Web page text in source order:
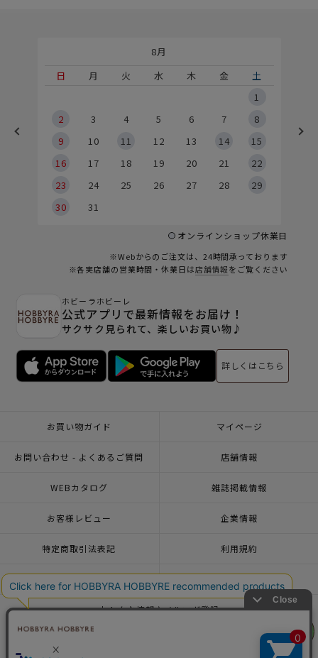
フェア
8月
日
月 火 水 木 金
土
1
2
3 4 5 6 7
8
9
10 11 12 13 14
15
16
17 18 19 20 21
22
23
24 25 26 27 28
29
30
31
オンラインショップ休業日
※Webからのご注文は、24時間承っております
※各実店舗の営業時間・休業日は店舗情報をご覧ください
ホビーラホビーレ
公式アプリで最新情報をお届け！
サクサク見られて、楽しいお買い物♪
詳しくはこちら
お買い物ガイド マイページ
お問い合わせ - よくあるご質問 店舗情報
WEBカタログ 雑誌掲載情報
お客様レビュー 企業情報
特定商取引法表記 利用規約
一緒に働こう♪求人情報
おトクな情報♪メルマガ登録